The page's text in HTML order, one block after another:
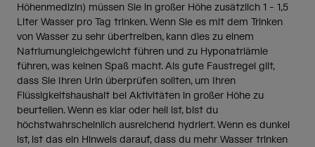
Höhenmedizin) müssen Sie in großer Höhe zusätzlich 1 - 1,5
Liter Wasser pro Tag trinken. Wenn Sie es mit dem Trinken
von Wasser zu sehr übertreiben, kann dies zu einem
Natriumungleichgewicht führen und zu Hyponatriämie
führen, was keinen Spaß macht. Als gute Faustregel gilt,
dass Sie Ihren Urin überprüfen sollten, um Ihren
Flüssigkeitshaushalt bei Aktivitäten in großer Höhe zu
beurteilen. Wenn es klar oder hell ist, bist du
höchstwahrscheinlich ausreichend hydriert. Wenn es dunkel
ist, ist das ein Hinweis darauf, dass du mehr Wasser trinken